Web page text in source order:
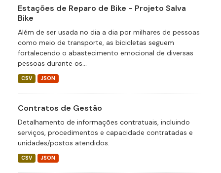
Estações de Reparo de Bike - Projeto Salva
Bike
Além de ser usada no dia a dia por milhares de pessoas
como meio de transporte, as bicicletas seguem
fortalecendo o abastecimento emocional de diversas
pessoas durante os...
CSV JSON
Contratos de Gestão
Detalhamento de informações contratuais, incluindo
serviços, procedimentos e capacidade contratadas e
unidades/postos atendidos.
CSV JSON